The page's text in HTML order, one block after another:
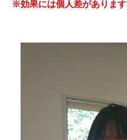
※効果には個人差があります